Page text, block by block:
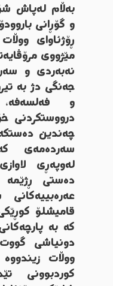
و گۆڕانی
ڕۆژئاوای
مێژووی
نەبەردی و
جەنگی دژ بە
و
درووستکردنی
چەندین
سەردەمەی
لەوپەڕی
دەستی
قامیشلۆ
کە بە
دونیاشی
ووڵات
کوردبوونی